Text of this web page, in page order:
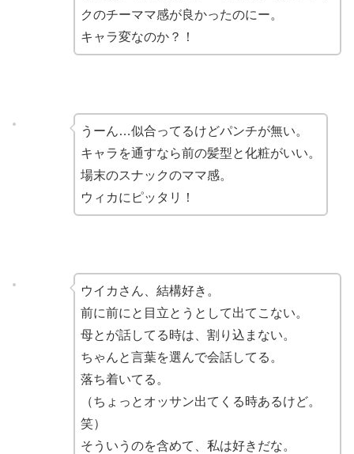
クのチーママ感が良かったのにー。
キャラ変なのか？！
うーん…似合ってるけどパンチが無い。
キャラを通すなら前の髪型と化粧がいい。
場末のスナックのママ感。
ウィカにピッタリ！
ウイカさん、結構好き。
前に前にと目立とうとして出てこない。
母とが話してる時は、割り込まない。
ちゃんと言葉を選んで会話してる。
落ち着いてる。
（ちょっとオッサン出てくる時あるけど。
笑）
そういうのを含めて、私は好きだな。